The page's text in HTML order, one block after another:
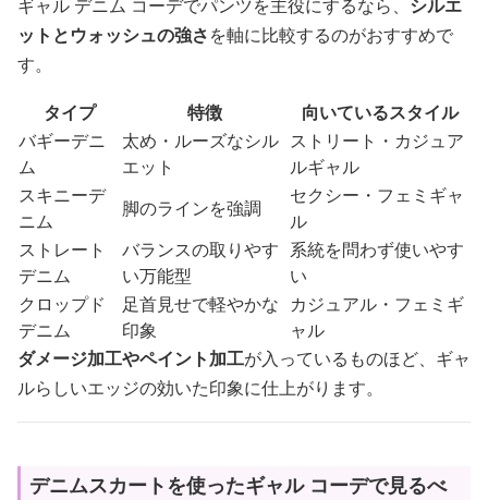
ギャル デニム コーデでパンツを主役にするなら、 シルエ
ットとウォッシュの強さを軸に比較するのがおすすめで
す。
タイプ
特徴
向いているスタイル
バギーデニ
ム
太め・ルーズなシル
エット
ストリート・カジュア
ルギャル
スキニーデ
ニム
脚のラインを強調
セクシー・フェミギャ
ル
ストレート
デニム
バランスの取りやす
い万能型
系統を問わず使いやす
い
クロップド
デニム
足首見せで軽やかな
印象
カジュアル・フェミギ
ャル
ダメージ加工やペイント加工が入っているものほど、ギャ
ルらしいエッジの効いた印象に仕上がります。
デニムスカートを使ったギャル コーデで見るべ